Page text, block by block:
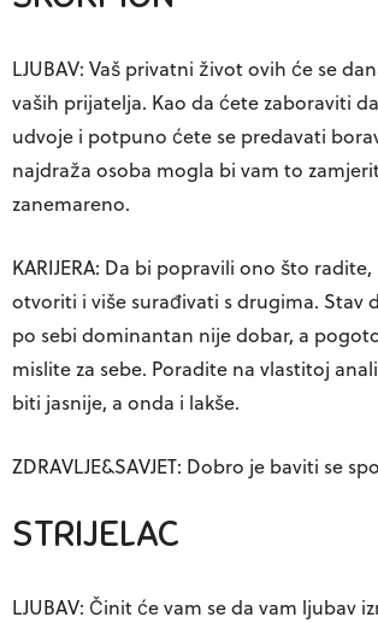
LJUBAV: Vaš privatni život ovih će se
vaših prijatelja. Kao da ćete zaboraviti
udvoje i potpuno ćete se predavati
najdraža osoba mogla bi vam to
zanemareno.
KARIJERA: Da bi popravili ono što
otvoriti i više surađivati s drugima. Stav
po sebi dominantan nije dobar, a
mislite za sebe. Poradite na vlastitoj
biti jasnije, a onda i lakše.
ZDRAVLJE&SAVJET: Dobro je baviti se
STRIJELAC
LJUBAV: Činit će vam se da vam ljubav